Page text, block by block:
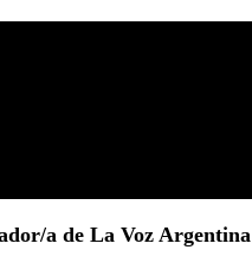
a de La Voz Argentina